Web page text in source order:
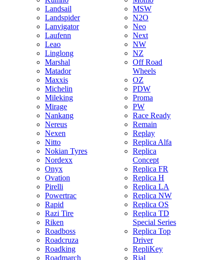
Landsail
Landspider
Lanvigator
Laufenn
Leao
Linglong
Marshal
Matador
Maxxis
Michelin
Mileking
Mirage
Nankang
Nereus
Nexen
Nitto
Nokian Tyres
Nordexx
Onyx
Ovation
Pirelli
Powertrac
Rapid
Razi Tire
Riken
Roadboss
Roadcruza
Roadking
Roadmarch
MSW
N2O
Neo
Next
NW
NZ
Off Road
Wheels
OZ
PDW
Proma
PW
Race Ready
Remain
Replay
Replica Alfa
Replica
Concept
Replica FR
Replica H
Replica LA
Replica NW
Replica OS
Replica TD
Special Series
Replica Top
Driver
RepliKey
Rial